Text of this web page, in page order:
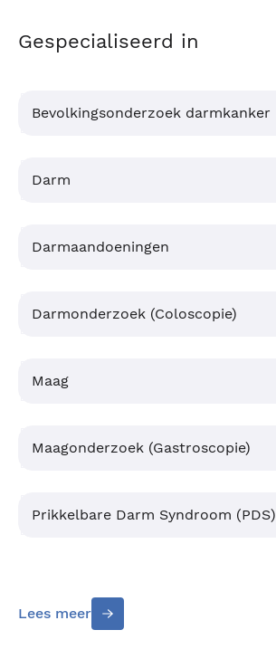
Gespecialiseerd in
Bevolkingsonderzoek darmkanker
Darm
Darmaandoeningen
Darmonderzoek (Coloscopie)
Maag
Maagonderzoek (Gastroscopie)
Prikkelbare Darm Syndroom (PDS)
Lees meer